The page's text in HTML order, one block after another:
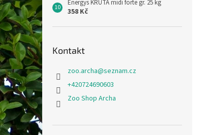
Energys KRŮTA midi forte gr. 25 kg
358 Kč
Kontakt
zoo.archa@seznam.cz
+420724690603
Zoo Shop Archa